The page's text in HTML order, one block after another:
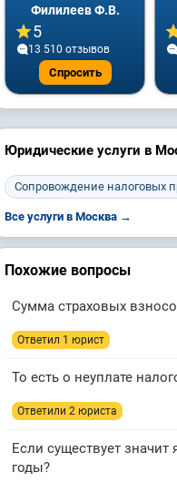
Филилеев Ф.В.
5
13 510 отзывов
Спросить
Юридические услуги в
Сопровождение налоговых
Все услуги в Москва →
Похожие вопросы
Сумма страховых
Ответил 1 юрист
То есть о неуплате
Ответили 2 юристa
Если существует значит
годы?